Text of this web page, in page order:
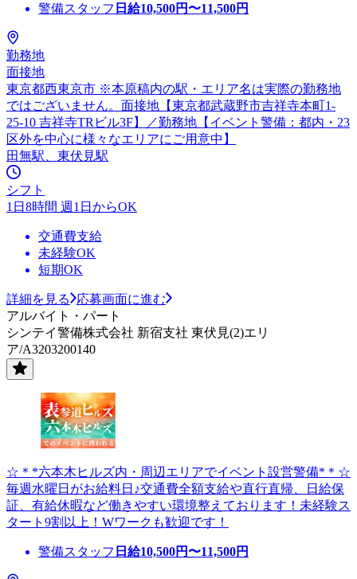
警備スタッフ 日給10,500円〜11,500円
勤務地
面接地
東京都西東京市 ※本原稿内の駅・エリア名は実際の勤務地
ではございません。面接地【東京都武蔵野市吉祥寺本町1-
25-10 吉祥寺TRビル3F】／勤務地【イベント警備：都内・23
区外を中心に様々なエリアにご用意中】
田無駅、東伏見駅
シフト
1日8時間 週1日からOK
交通費支給
未経験OK
短期OK
詳細を見る
応募画面に進む
アルバイト・パート
シンテイ警備株式会社 新宿支社 東伏見(2)エリ
ア/A3203200140
☆＊*六本木ヒルズ内・周辺エリアでイベント設営警備*＊☆
毎週水曜日がお給料日♪交通費全額支給や直行直帰、日給保
証、有給休暇など働きやすい環境整えております！未経験ス
タート9割以上！Wワークも歓迎です！
警備スタッフ 日給10,500円〜11,500円